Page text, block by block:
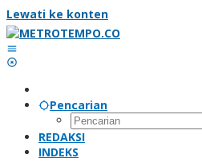
Lewati ke konten
Pencarian
REDAKSI
INDEKS